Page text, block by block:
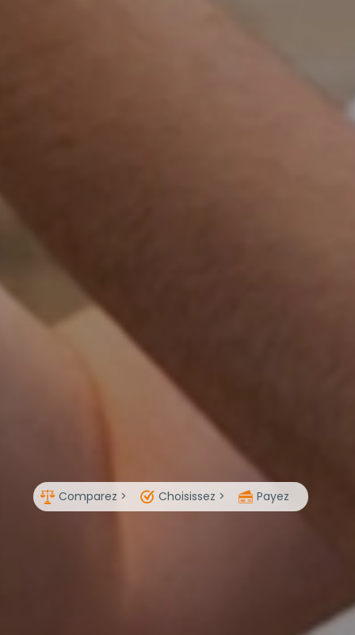
Comparez > Choisissez > Payez